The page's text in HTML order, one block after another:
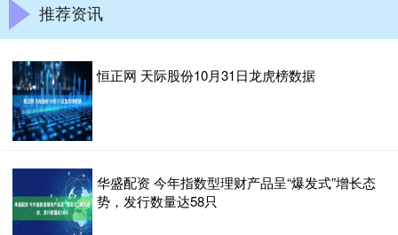
推荐资讯
恒正网 天际股份10月31日龙虎榜数据
华盛配资 今年指数型理财产品呈“爆发式”增长态
势，发行数量达58只